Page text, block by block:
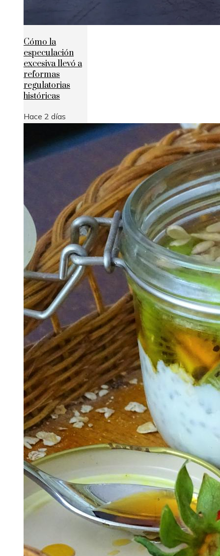
Cómo la
especulación
excesiva llevó a
reformas
regulatorias
históricas
Hace 2 días